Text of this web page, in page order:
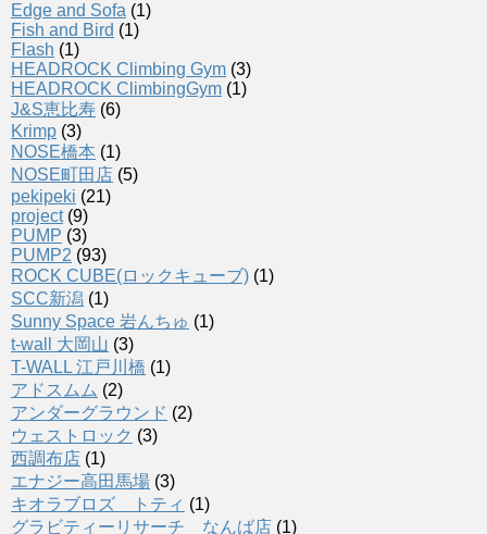
Edge and Sofa (1)
Fish and Bird (1)
Flash (1)
HEADROCK Climbing Gym (3)
HEADROCK ClimbingGym (1)
J&S恵比寿 (6)
Krimp (3)
NOSE橋本 (1)
NOSE町田店 (5)
pekipeki (21)
project(9)
PUMP (3)
PUMP2 (93)
ROCK CUBE(ロックキューブ) (1)
SCC新潟 (1)
Sunny Space 岩んちゅ (1)
t-wall 大岡山 (3)
T-WALL 江戸川橋 (1)
アドスムム (2)
アンダーグラウンド (2)
ウェストロック (3)
西調布店 (1)
エナジー高田馬場 (3)
キオラブロズ トティ (1)
グラビティーリサーチ なんば店 (1)